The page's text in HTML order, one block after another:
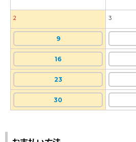
2 3
9
16
23
30